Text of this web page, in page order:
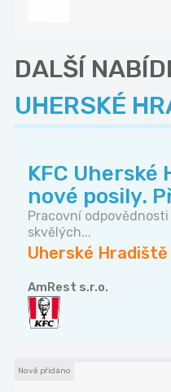
DALŠÍ
UHERSKÉ
KFC Uherské
nové posily.
Pracovní
skvělých...
Uherské Hradiště
AmRest s.r.o.
Nově přidáno